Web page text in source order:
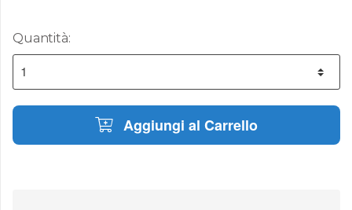
Quantità:
Aggiungi al Carrello